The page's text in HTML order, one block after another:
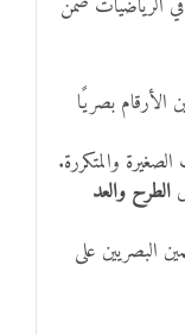
الأرقام بصريًا
والمتكررة.
الطرح والعد
البصريين على